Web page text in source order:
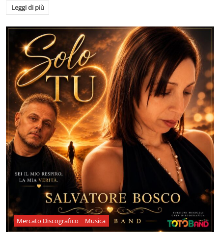
Leggi di più
Mercato Discografico Musica